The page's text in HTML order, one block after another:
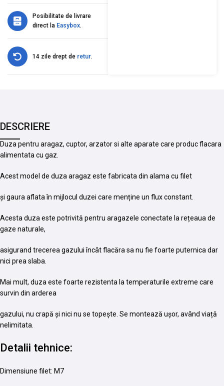
Posibilitate de livrare
direct la Easybox.
14 zile drept de retur.
DESCRIERE
Duza pentru aragaz, cuptor, arzator si alte aparate care produc flacara
alimentata cu gaz.
Acest model de duza aragaz este fabricata din alama cu filet
și gaura aflata în mijlocul duzei care menține un flux constant.
Acesta duza este potrivită pentru aragazele conectate la rețeaua de
gaze naturale,
asigurand trecerea gazului încât flacăra sa nu fie foarte puternica dar
nici prea slaba.
Mai mult, duza este foarte rezistenta la temperaturile extreme care
survin din arderea
gazului, nu crapă și nici nu se topește. Se montează ușor, având viață
nelimitata.
Detalii tehnice:
Dimensiune filet: M7